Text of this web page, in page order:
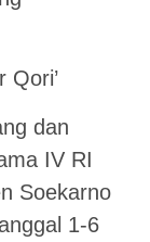
Qori’
dan
IV RI
Soekarno
1-6